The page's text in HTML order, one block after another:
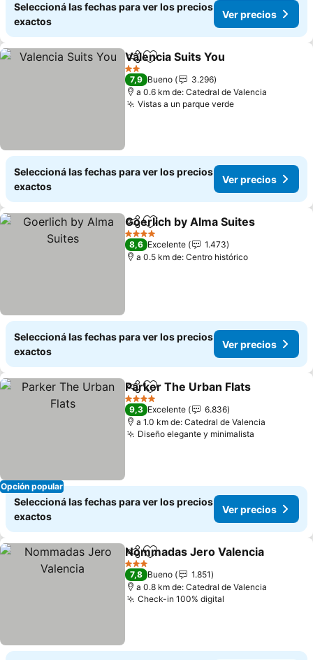
Seleccioná las fechas para ver los precios
exactos
Ver precios
CompartirAñadir a favoritos
Valencia Suits You
2 Estrellas
7,9 Bueno
3.296
a 0.6 km de: Catedral de Valencia
Vistas a un parque verdeVer precios
Seleccioná las fechas para ver los precios
exactos
Ver precios
CompartirAñadir a favoritos
Goerlich by Alma Suites
4 Estrellas
8,6 Excelente
1.473
a 0.5 km de: Centro histórico
Seleccioná las fechas para ver los precios
exactos
Ver precios
Opción popular
CompartirAñadir a favoritos
Parker The Urban Flats
4 Estrellas
9,3 Excelente
6.836
a 1.0 km de: Catedral de Valencia
Diseño elegante y minimalista
Seleccioná las fechas para ver los precios
exactos
Ver precios
CompartirAñadir a favoritos
Nommadas Jero Valencia
3 Estrellas
7,8 Bueno
1.851
a 0.8 km de: Catedral de Valencia
Check-in 100% digital